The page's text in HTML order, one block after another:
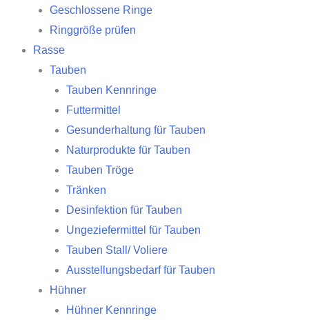
Geschlossene Ringe
Ringgröße prüfen
Rasse
Tauben
Tauben Kennringe
Futtermittel
Gesunderhaltung für Tauben
Naturprodukte für Tauben
Tauben Tröge
Tränken
Desinfektion für Tauben
Ungeziefermittel für Tauben
Tauben Stall/ Voliere
Ausstellungsbedarf für Tauben
Hühner
Hühner Kennringe